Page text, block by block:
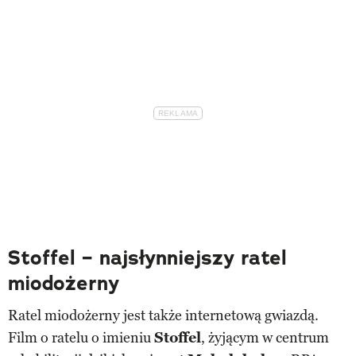
Stoffel – najsłynniejszy ratel
miodożerny
Ratel miodożerny jest także internetową gwiazdą.
Film o ratelu o imieniuStoffel, żyjącym w centrum